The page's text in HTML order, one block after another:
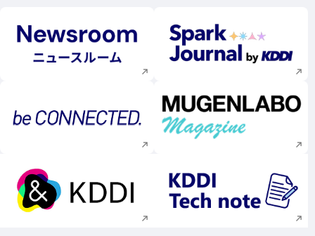
新規ウィンドウで開く 新規ウィンドウで
新規ウィンドウで開く 新規ウィンドウで
新規ウィンドウで開く 新規ウィンドウで